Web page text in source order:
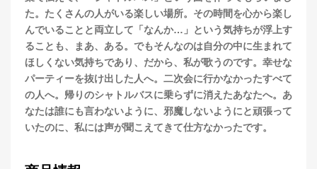
た。たくさんの人がいる楽しい場所。その時間を心から楽し
んでいることと両立して「なんか…」という気持ちが浮上す
ることも、まあ、ある。でもそんなのは自分の中に生まれて
ほしくない気持ちであり、だから、私が歌うのです。幸せな
パーティーを抜け出した人へ。二次会に行かなかったすべて
の人へ。帰りのシャトルバスに乗らずに消えたあなたへ。あ
なたは誰にも言わないように、邪魔しないようにと頑張って
いたのに、私には声が聞こえてきて仕方なかったです。